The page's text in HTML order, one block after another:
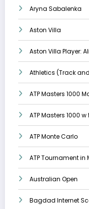
Aryna Sabalenka
Aston Villa
Aston Villa Player:
Athletics (Track
ATP Masters 1000
ATP Masters 1000
ATP Monte Carlo
ATP Tournament in
Australian Open
Bagdad Internet